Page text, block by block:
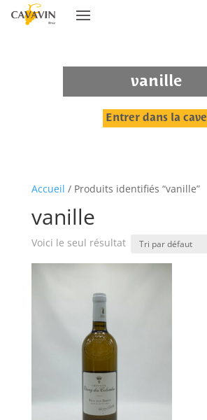
vanille
Entrer dans la cave
Accueil / Produits identifiés “vanille”
vanille
Voici le seul résultat